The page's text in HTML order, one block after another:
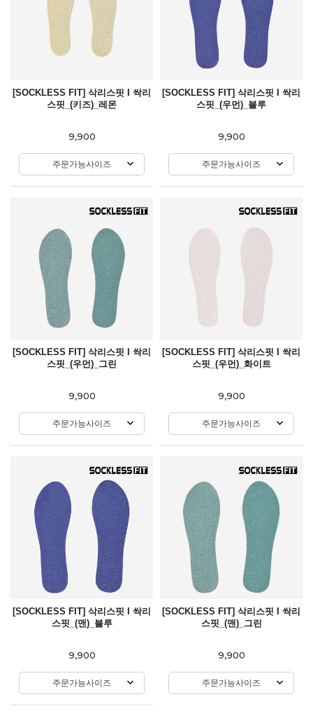
[SOCKLESS FIT] 삭리스핏 I 싹리
스핏_(키즈)_레몬
9,900
주문가능사이즈
[SOCKLESS FIT] 삭리스핏 I 싹리
스핏_(우먼)_블루
9,900
주문가능사이즈
[SOCKLESS FIT] 삭리스핏 I 싹리
스핏_(우먼)_그린
9,900
주문가능사이즈
[SOCKLESS FIT] 삭리스핏 I 싹리
스핏_(우먼)_화이트
9,900
주문가능사이즈
[SOCKLESS FIT] 삭리스핏 I 싹리
스핏_(맨)_블루
9,900
주문가능사이즈
[SOCKLESS FIT] 삭리스핏 I 싹리
스핏_(맨)_그린
9,900
주문가능사이즈